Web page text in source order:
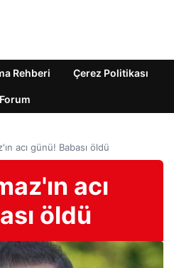
Rehberi Çerez Politikası
Forum
acı günü! Babası öldü
acı
öldü